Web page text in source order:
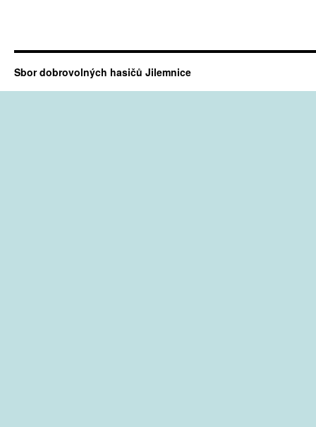
Sbor dobrovolných hasičů Jilemnice